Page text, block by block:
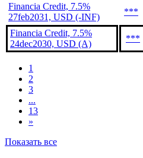
Financia Credit, 7.5%
27feb2031, USD (-INF)
***
Financia Credit, 7.5%
24dec2030, USD (A)
***
1
2
3
...
13
»
Показать все